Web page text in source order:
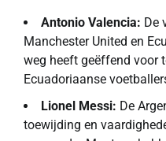
Antonio Valencia: De
Manchester United en
weg heeft geëffend voor
Ecuadoriaanse
Lionel Messi: De
toewijding en